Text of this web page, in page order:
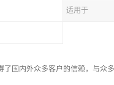
适用于
国内外众多客户的信赖，与众